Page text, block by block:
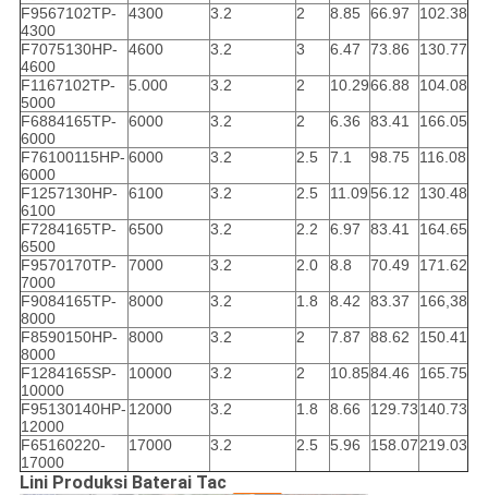
F9567102TP-
4300
4300 3.2 2 8.85 66.97 102.38
F7075130HP-
4600
4600 3.2 3 6.47 73.86 130.77
F1167102TP-
5000
5.000 3.2 2 10.2966.88 104.08
F6884165TP-
6000
6000 3.2 2 6.36 83.41 166.05
F76100115HP-
6000
6000 3.2 2.5 7.1 98.75 116.08
F1257130HP-
6100
6100 3.2 2.5 11.0956.12 130.48
F7284165TP-
6500
6500 3.2 2.2 6.97 83.41 164.65
F9570170TP-
7000
7000 3.2 2.0 8.8 70.49 171.62
F9084165TP-
8000
8000 3.2 1.8 8.42 83.37 166,38
F8590150HP-
8000
8000 3.2 2 7.87 88.62 150.41
F1284165SP-
10000
10000 3.2 2 10.8584.46 165.75
F95130140HP-
12000
12000 3.2 1.8 8.66 129.73140.73
F65160220-
17000
17000 3.2 2.5 5.96 158.07219.03
Lini Produksi Baterai Tac